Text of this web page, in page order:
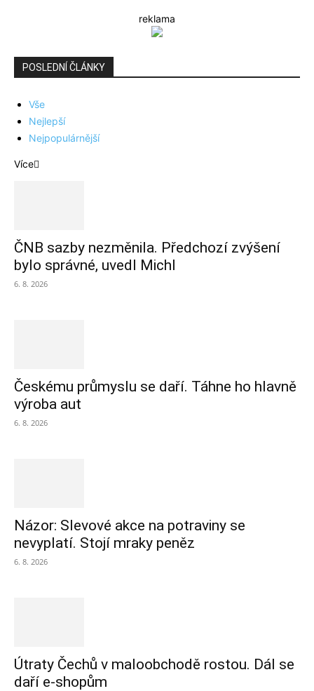
reklama
POSLEDNÍ ČLÁNKY
Vše
Nejlepší
Nejpopulárnější
Více
ČNB sazby nezměnila. Předchozí zvýšení
bylo správné, uvedl Michl
6. 8. 2026
Českému průmyslu se daří. Táhne ho hlavně
výroba aut
6. 8. 2026
Názor: Slevové akce na potraviny se
nevyplatí. Stojí mraky peněz
6. 8. 2026
Útraty Čechů v maloobchodě rostou. Dál se
daří e-shopům